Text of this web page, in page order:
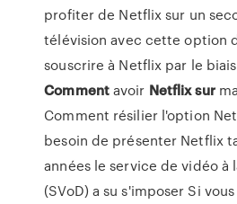
profiter de Netflix sur un
télévision avec cette option
souscrire à Netflix par le
Commentavoir Netflixsur
Comment résilier l'option
besoin de présenter Netflix
années le service de vidéo à
(SVoD) a su s'imposer Si